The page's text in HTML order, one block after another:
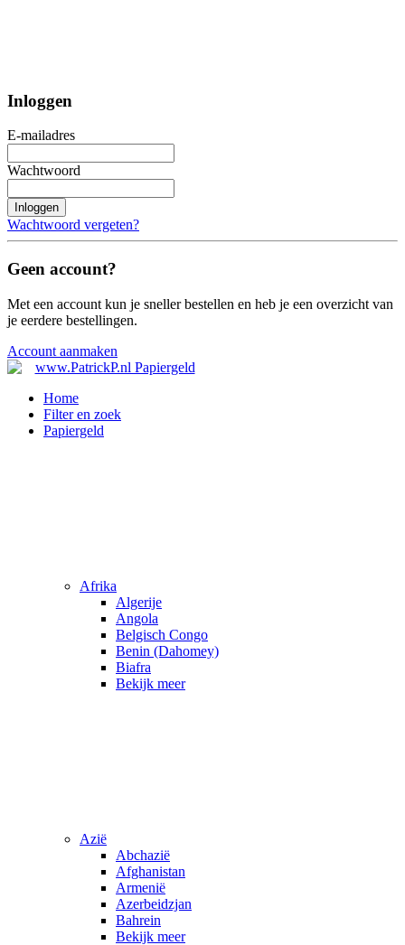
Inloggen
E-mailadres
Wachtwoord
Inloggen
Wachtwoord vergeten?
Geen account?
Met een account kun je sneller bestellen en heb je een overzicht van
je eerdere bestellingen.
Account aanmaken
Home
Filter en zoek
Papiergeld
Afrika
Algerije
Angola
Belgisch Congo
Benin (Dahomey)
Biafra
Bekijk meer
Azië
Abchazië
Afghanistan
Armenië
Azerbeidzjan
Bahrein
Bekijk meer